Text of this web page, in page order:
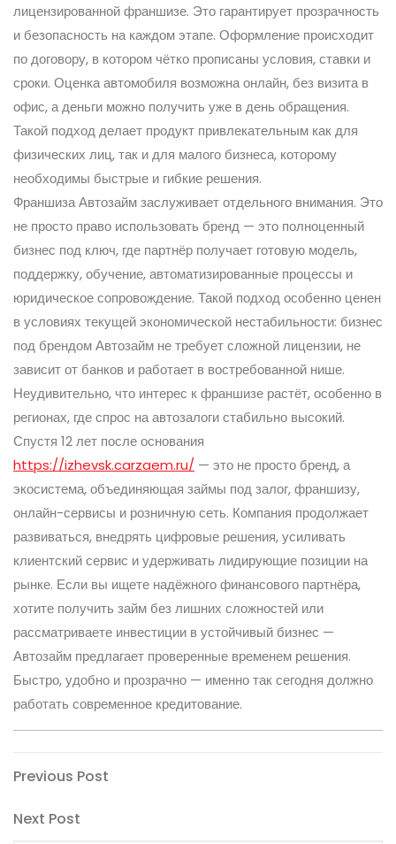
лицензированной франшизе. Это гарантирует прозрачность
и безопасность на каждом этапе. Оформление происходит
по договору, в котором чётко прописаны условия, ставки и
сроки. Оценка автомобиля возможна онлайн, без визита в
офис, а деньги можно получить уже в день обращения.
Такой подход делает продукт привлекательным как для
физических лиц, так и для малого бизнеса, которому
необходимы быстрые и гибкие решения.
Франшиза Автозайм заслуживает отдельного внимания. Это
не просто право использовать бренд — это полноценный
бизнес под ключ, где партнёр получает готовую модель,
поддержку, обучение, автоматизированные процессы и
юридическое сопровождение. Такой подход особенно ценен
в условиях текущей экономической нестабильности: бизнес
под брендом Автозайм не требует сложной лицензии, не
зависит от банков и работает в востребованной нише.
Неудивительно, что интерес к франшизе растёт, особенно в
регионах, где спрос на автозалоги стабильно высокий.
Спустя 12 лет после основания
https://izhevsk.carzaem.ru/ — это не просто бренд, а
экосистема, объединяющая займы под залог, франшизу,
онлайн-сервисы и розничную сеть. Компания продолжает
развиваться, внедрять цифровые решения, усиливать
клиентский сервис и удерживать лидирующие позиции на
рынке. Если вы ищете надёжного финансового партнёра,
хотите получить займ без лишних сложностей или
рассматриваете инвестиции в устойчивый бизнес —
Автозайм предлагает проверенные временем решения.
Быстро, удобно и прозрачно — именно так сегодня должно
работать современное кредитование.
Post
navigation
Previous
Previous Post
Next
Next Post